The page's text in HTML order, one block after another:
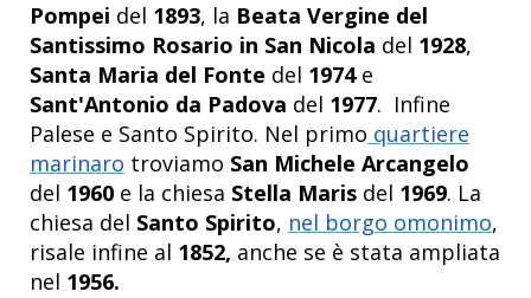
Pompei del 1893, la Beata Vergine del
Santissimo Rosario in San Nicola del 1928,
Santa Maria del Fonte del 1974e
Sant'Antonio da Padova del 1977. Infine
Palese e Santo Spirito. Nel primo quartiere
marinaro troviamo San Michele Arcangelo
del 1960 e la chiesa Stella Maris del 1969. La
chiesa del Santo Spirito, nel borgo omonimo,
risale infine al 1852, anche se è stata ampliata
nel 1956.